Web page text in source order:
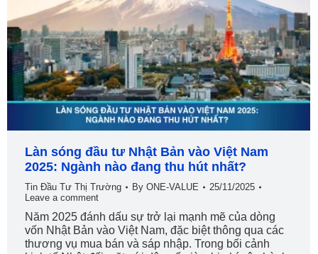
Làn sóng đầu tư Nhật Bản vào Việt Nam
2025: Ngành nào đang thu hút nhất?
Tin Đầu Tư Thị Trường By ONE-VALUE
25/11/2025
Leave a comment
Năm 2025 đánh dấu sự trở lại mạnh mẽ của dòng
vốn Nhật Bản vào Việt Nam, đặc biệt thông qua các
thương vụ mua bán và sáp nhập. Trong bối cảnh